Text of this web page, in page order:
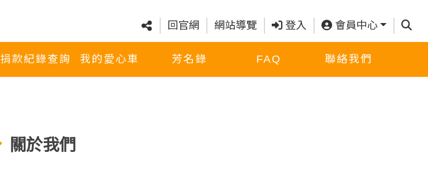
回官網 網站導覽 登入 會員中心 查詢
捐款紀錄查詢 我的愛心車 芳名錄 FAQ 聯絡我們
關於我們